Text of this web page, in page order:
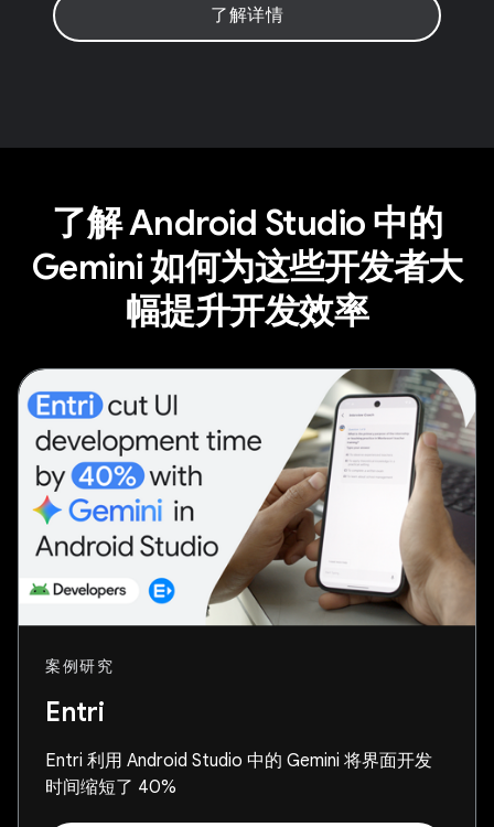
了解详情
了解 Android Studio 中的
Gemini 如何为这些开发者大
幅提升开发效率
案例研究
Entri
Entri 利用 Android Studio 中的 Gemini 将界面开发
时间缩短了 40%